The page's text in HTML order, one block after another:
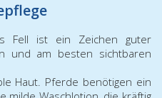
Fell ist ein Zeichen guter
und am besten sichtbaren
Haut. Pferde benötigen ein